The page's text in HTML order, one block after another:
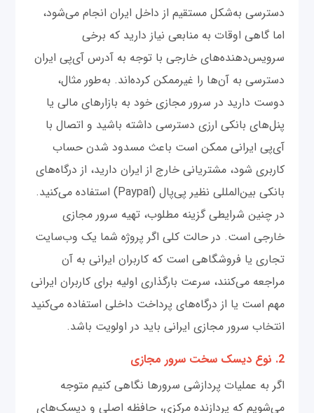
دسترسی به‌شکل مستقیم از داخل ایران انجام می‌شود،
اما گاهی اوقات به منابعی نیاز دارید که برخی
سرویس‌‌دهنده‌های خارجی با توجه به آدرس آی‌پی ایران
دسترسی به آن‌ها را غیر‌ممکن کرده‌اند. به‌طور مثال،
دوست دارید در سرور مجازی خود به بازارهای مالی یا
پنل‌های بانکی ارزی دسترسی داشته باشید و اتصال با
آی‌پی ایرانی ممکن است باعث مسدود شدن حساب
کاربری شود، مشتریانی خارج از ایران دارید، از درگاه‌های
بانکی بین‌المللی نظیر پی‌پال (Paypal) استفاده می‌کنید.
در چنین شرایطی گزینه مطلوب، تهیه سرور مجازی
خارجی است. در حالت کلی اگر پروژه شما یک وب‌سایت
تجاری یا فروشگاهی است که کاربران ایرانی به آن
مراجعه می‌کنند، سرعت بارگذاری اولیه برای کاربران ایرانی
مهم است یا از درگاه‌های پرداخت داخلی استفاده می‌کنید
انتخاب سرور مجازی ایرانی باید در اولویت باشد.
2. نوع دیسک سخت سرور مجازی
اگر به عملیات پردازشی سرورها نگاهی کنیم متوجه
می‌شویم که پردازنده مرکزی، حافظه اصلی و دیسک‌های